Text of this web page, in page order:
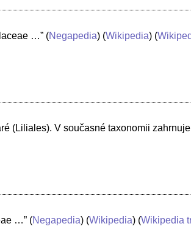
…” (Negapedia) (Wikipedia) (
(Liliales). V současné taxonomii
…” (Negapedia) (Wikipedia) (Wikipedia